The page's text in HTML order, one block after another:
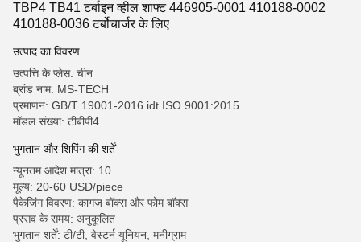
TBP4 TB41 टर्बाइन व्हील शाफ्ट 446905-0001 410188-0002
410188-0036 टर्बोचार्जर के लिए
उत्पाद का विवरण
उत्पत्ति के प्लेस: चीन
ब्रांड नाम: MS-TECH
प्रमाणन: GB/T 19001-2016 idt ISO 9001:2015
मॉडल संख्या: टीबीपी4
भुगतान और शिपिंग की शर्तें
न्यूनतम आदेश मात्रा: 10
मूल्य: 20-60 USD/piece
पैकेजिंग विवरण: कागज बॉक्स और फोम बॉक्स
प्रसव के समय: अनुकूलित
भुगतान शर्तें: टी/टी, वेस्टर्न यूनियन, मनीग्राम